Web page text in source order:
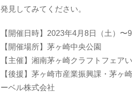
発見してみてください。
【開催日時】2023年4月8日（土）
【開催場所】茅ヶ崎中央公園
【主催】湘南茅ヶ崎クラフトフェア
【後援】茅ヶ崎市産業振興課・茅ヶ
ーベル株式会社